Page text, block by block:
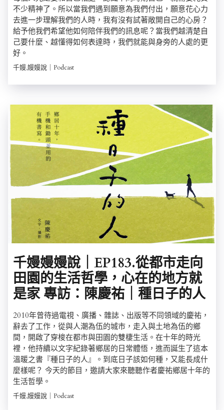
不少精神了。所以當我們遇到願意為我們付出，願意花心力
去進一步理解我們的人時，我有沒有試著敞開自己的心房？
給予他我們希望他如何陪伴我們的訊息呢？當我們越清楚自
己要什麼、越懂得如何表達時，我們就能與身旁的人處的更
好。
千嫚,嫚嫚說｜Podcast
千嫚嫚嫚說｜EP183.從都市走向
田園的生活哲學，心在的地方就
是家 專訪：陳慶祐｜種日子的人
2010年曾待過電視、廣播、雜誌、出版等不同領域的慶祐，
辭去了工作，從與人潮為伍的城市，走入與土地為伍的鄉
間，開啟了穿梭在都市與田園的雙棲生活。在十年的時光
裡，他持續以文字紀錄著鄉居的日常體悟，進而誕生了這本
溫暖之書『種日子的人』。到底日子該如何種，又能長成什
麼樣呢？ 今天的節目，邀請大家來聽聽作者慶祐鄉居十年的
生活哲學。
千嫚,嫚嫚說｜Podcast